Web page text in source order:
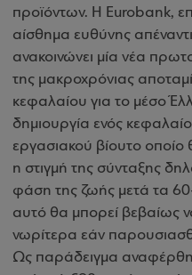
προϊόντων. H Eurobank,
αίσθημα ευθύνης
ανακοινώνει μία νέα
της μακροχρόνιας
κεφαλαίου για το μέσο
δημιουργία ενός
εργασιακού βίουτο οποίο
η στιγμή της σύνταξης
φάση της ζωής μετά τα
αυτό θα μπορεί βεβαίως
νωρίτερα εάν
Ως παράδειγμα